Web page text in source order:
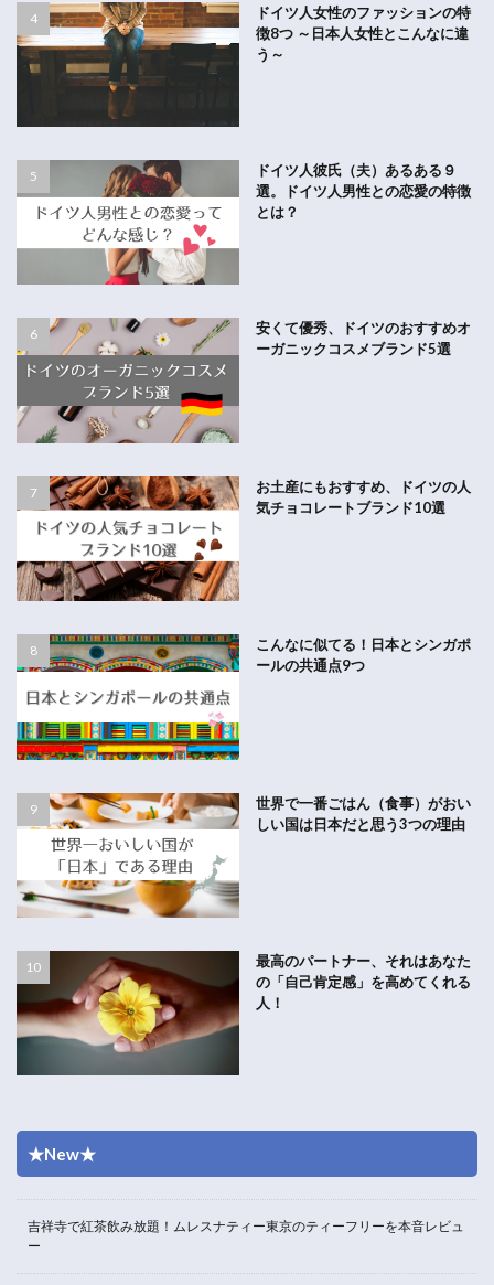
ドイツ人女性のファッションの特
徴8つ ～日本人女性とこんなに違
う～
ドイツ人彼氏（夫）あるある９
選。ドイツ人男性との恋愛の特徴
とは？
安くて優秀、ドイツのおすすめオ
ーガニックコスメブランド5選
お土産にもおすすめ、ドイツの人
気チョコレートブランド10選
こんなに似てる！日本とシンガポ
ールの共通点9つ
世界で一番ごはん（食事）がおい
しい国は日本だと思う3つの理由
最高のパートナー、それはあなた
の「自己肯定感」を高めてくれる
人！
★New★
吉祥寺で紅茶飲み放題！ムレスナティー東京のティーフリーを本音レビュ
ー